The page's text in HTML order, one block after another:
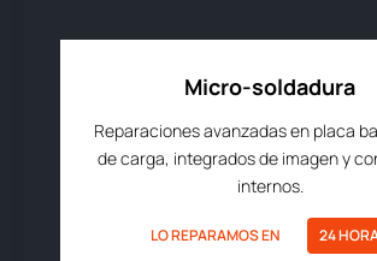
Micro-soldadura
Reparaciones avanzadas en placa
de carga, integrados de imagen y
internos.
LO REPARAMOS EN 24